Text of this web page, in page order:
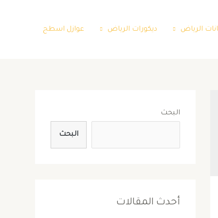
الرياض ديكورات الرياض عوازل اسطح
البحث
البحث
أحدث المقالات